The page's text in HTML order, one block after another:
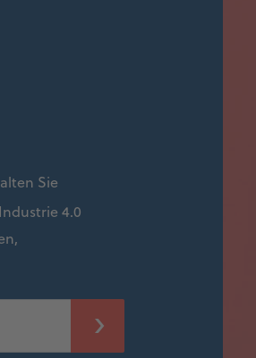
Sie
4.0